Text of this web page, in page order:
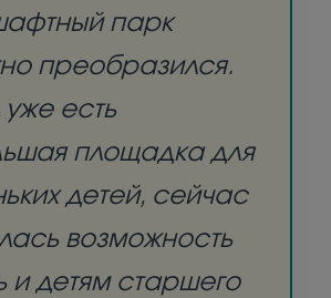
парк
преобразился.
есть
площадка для
детей, сейчас
возможность
и детям старшего